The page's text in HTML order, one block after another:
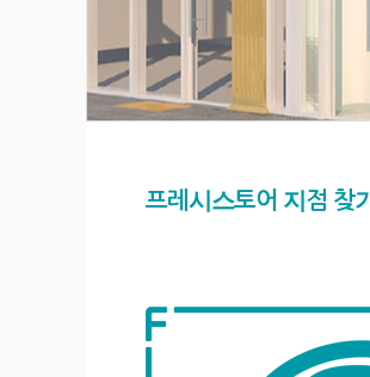
프레시스토어 지점 찾기